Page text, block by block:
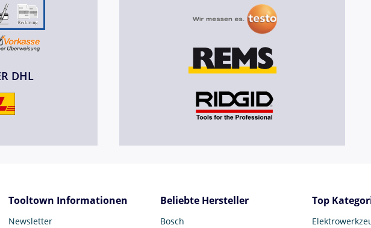
DHL
Tooltown Informationen
Newsletter
Beliebte Hersteller
Bosch
Top